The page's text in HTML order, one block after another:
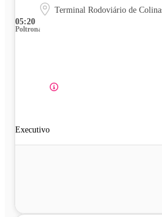
05:20
Terminal Rodoviário de
Poltrona
Executivo